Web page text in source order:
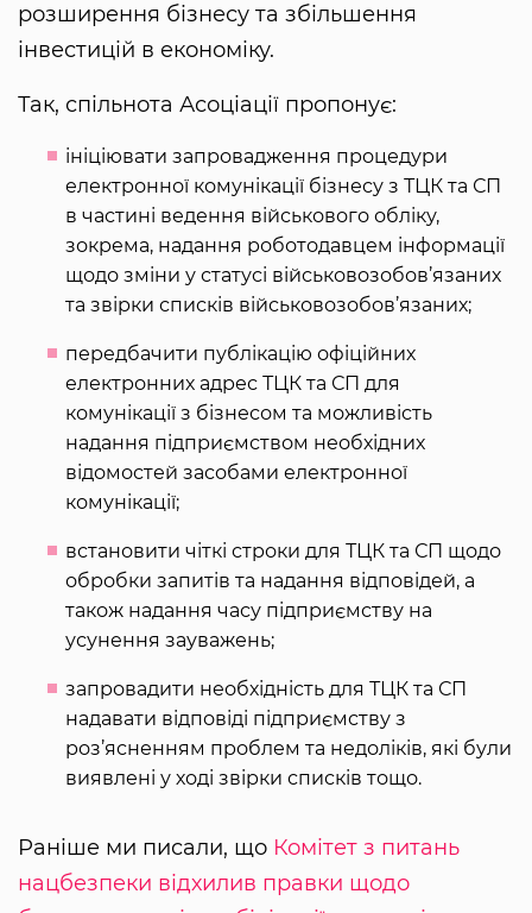
розширення бізнесу та збільшення
інвестицій в економіку.
Так, спільнота Асоціації пропонує:
ініціювати запровадження процедури
електронної комунікації бізнесу з ТЦК та СП
в частині ведення військового обліку,
зокрема, надання роботодавцем інформації
щодо зміни у статусі військовозобов’язаних
та звірки списків військовозобов’язаних;
передбачити публікацію офіційних
електронних адрес ТЦК та СП для
комунікації з бізнесом та можливість
надання підприємством необхідних
відомостей засобами електронної
комунікації;
встановити чіткі строки для ТЦК та СП щодо
обробки запитів та надання відповідей, а
також надання часу підприємству на
усунення зауважень;
запровадити необхідність для ТЦК та СП
надавати відповіді підприємству з
роз’ясненням проблем та недоліків, які були
виявлені у ході звірки списків тощо.
Раніше ми писали, що Комітет з питань
нацбезпеки відхилив правки щодо